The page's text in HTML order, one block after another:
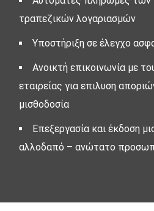
τραπεζικών λογαριασμών
Υποστήριξη σε έλεγχο
Ανοικτή επικοινωνία με
εταιρείας για επιλυση
μισθοδοσία
Επεξεργασία και έκδοση
αλλοδαπό – ανώτατο